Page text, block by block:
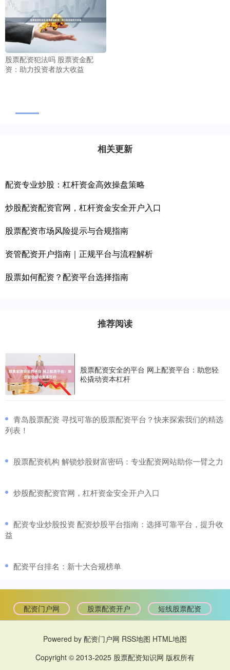
股票配资犯法吗 股票资金配
资：助力投资者放大收益
相关更新
配资专业炒股：杠杆资金高效操盘策略
炒股配资配资官网，杠杆资金安全开户入口
股票配资市场风险提示与合规指南
资管配资开户指南｜正规平台与流程解析
股票如何配资？配资平台选择指南
推荐阅读
股票配资安全的平台 网上配资平台：助您轻
松撬动资本杠杆
​青岛股票配资 寻找可靠的股票配资平台？快来探索我们的精选
列表！
​股票配资机构 解锁炒股财富密码：专业配资网站助你一臂之力
​炒股配资配资官网，杠杆资金安全开户入口
​配资专业炒股投资 配资炒股平台指南：选择可靠平台，提升收
益
​配资平台排名：新十大合规榜单
配资门户网 股票配资开户 短线股票配资
Powered by 配资门户网 RSS地图 HTML地图
Copyright © 2013-2025 股票配资知识网 版权所有